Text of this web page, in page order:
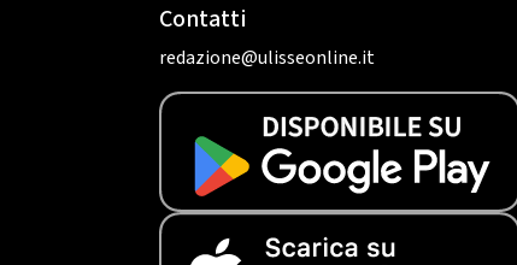
Contatti
redazione@ulisseonline.it